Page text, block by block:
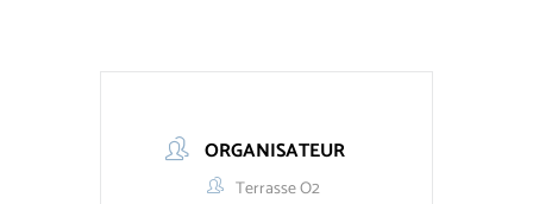
ORGANISATEUR
Terrasse O2